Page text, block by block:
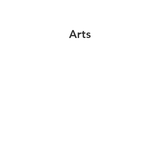
Arts